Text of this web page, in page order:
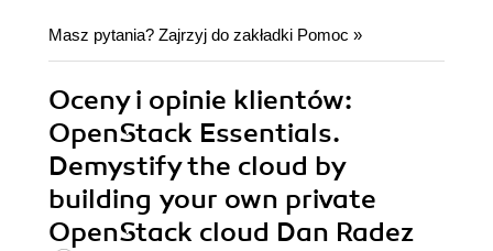
Masz pytania? Zajrzyj do zakładki Pomoc »
Oceny i opinie klientów:
OpenStack Essentials.
Demystify the cloud by
building your own private
OpenStack cloud Dan Radez